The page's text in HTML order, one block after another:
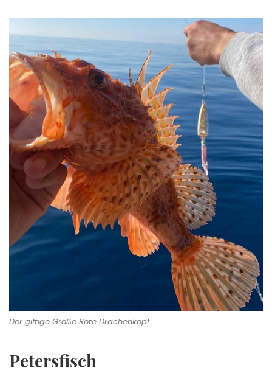
Der giftige Große Rote Drachenkopf
Petersfisch